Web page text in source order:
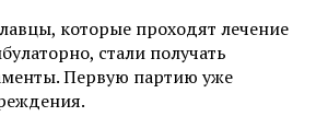
которые проходят лечение
стали получать
Первую партию уже